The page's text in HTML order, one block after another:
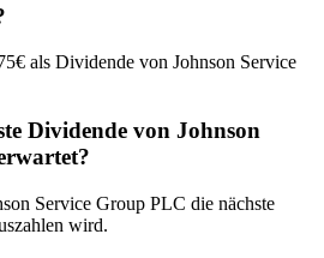
als Dividende von Johnson Service
Dividende von Johnson
Service Group PLC die nächste
wird.